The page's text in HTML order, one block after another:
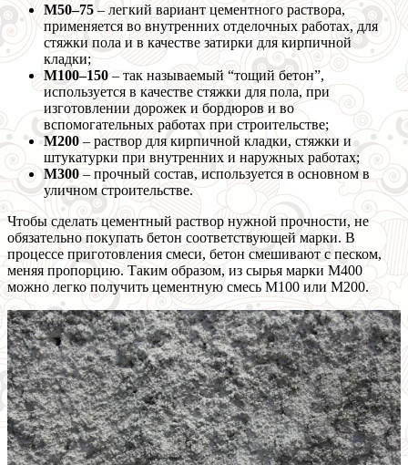
M50–75– легкий вариант цементного раствора,
применяется во внутренних отделочных работах, для
стяжки пола и в качестве затирки для кирпичной
кладки;
М100–150– так называемый “тощий бетон”,
используется в качестве стяжки для пола, при
изготовлении дорожек и бордюров и во
вспомогательных работах при строительстве;
М200– раствор для кирпичной кладки, стяжки и
штукатурки при внутренних и наружных работах;
М300 – прочный состав, используется в основном в
уличном строительстве.
Чтобы сделать цементный раствор нужной прочности, не
обязательно покупать бетон соответствующей марки. В
процессе приготовления смеси, бетон смешивают с песком,
меняя пропорцию. Таким образом, из сырья марки М400
можно легко получить цементную смесь М100 или М200.